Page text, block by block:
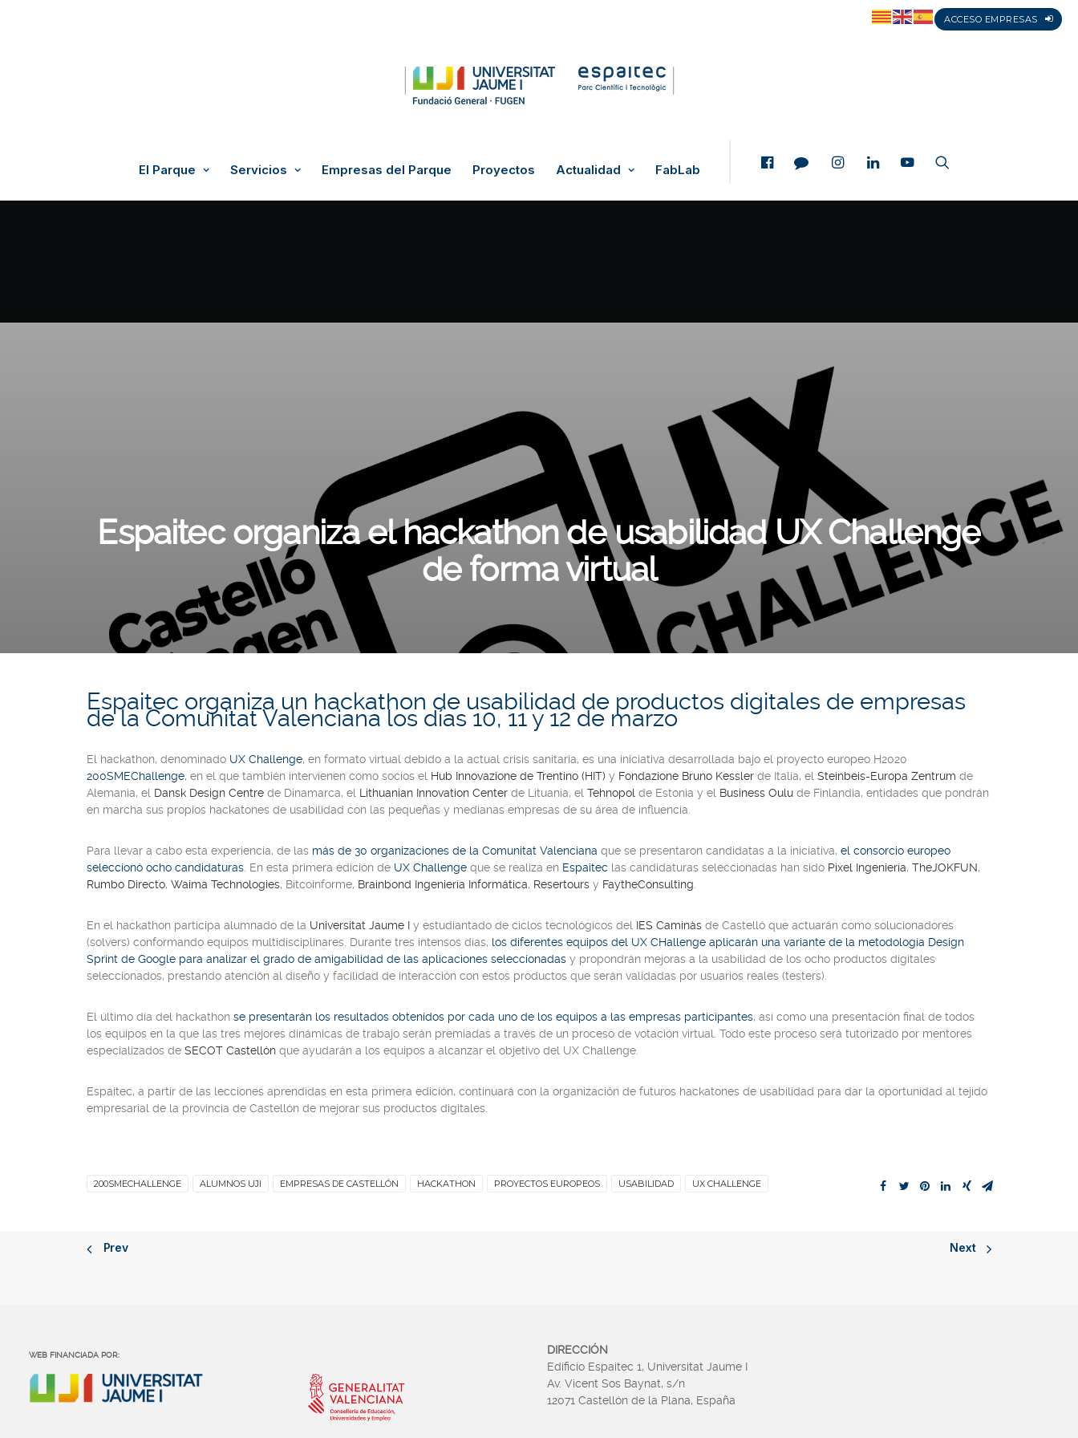
ACCESO EMPRESAS
El Parque Servicios Empresas del Parque Proyectos Actualidad FabLab
Espaitec organiza el hackathon de usabilidad UX Challenge
de forma virtual
Espaitec organiza un hackathon de usabilidad de productos digitales de empresas
de la Comunitat Valenciana los días 10, 11 y 12 de marzo
El hackathon, denominado UX Challenge, en formato virtual debido a la actual crisis sanitaria, es una iniciativa desarrollada bajo el proyecto europeo H2020
200SMEChallenge, en el que también intervienen como socios el Hub Innovazione de Trentino (HIT) y Fondazione Bruno Kessler de Italia, el Steinbeis-Europa Zentrum de
Alemania, el Dansk Design Centre de Dinamarca, el Lithuanian Innovation Center de Lituania, el Tehnopol de Estonia y el Business Oulu de Finlandia, entidades que pondrán
en marcha sus propios hackatones de usabilidad con las pequeñas y medianas empresas de su área de influencia.
Para llevar a cabo esta experiencia, de las más de 30 organizaciones de la Comunitat Valenciana que se presentaron candidatas a la iniciativa, el consorcio europeo
seleccionó ocho candidaturas . En esta primera edición de UX Challenge que se realiza en Espaitec las candidaturas seleccionadas han sido Pixel Ingeniería, TheJOKFUN,
Rumbo Directo, Waima Technologies, Bitcoinforme, Brainbond Ingeniería Informática, Resertours y FaytheConsulting
En el hackathon participa alumnado de la Universitat Jaume I y estudiantado de ciclos tecnológicos del IES Caminàs de Castelló que actuarán como solucionadores
(solvers) conformando equipos multidisciplinares. Durante tres intensos días, los diferentes equipos del UX CHallenge aplicarán una variante de la metodología Design
Sprint de Google para analizar el grado de amigabilidad de las aplicaciones seleccionadas y propondrán mejoras a la usabilidad de los ocho productos digitales
seleccionados, prestando atención al diseño y facilidad de interacción con estos productos que serán validadas por usuarios reales (testers).
El último día del hackathon se presentarán los resultados obtenidos por cada uno de los equipos a las empresas participantes, así como una presentación final de todos
los equipos en la que las tres mejores dinámicas de trabajo serán premiadas a través de un proceso de votación virtual. Todo este proceso será tutorizado por mentores
especializados de SECOT Castellón que ayudarán a los equipos a alcanzar el objetivo del UX Challenge.
Espaitec, a partir de las lecciones aprendidas en esta primera edición, continuará con la organización de futuros hackatones de usabilidad para dar la oportunidad al tejido
empresarial de la provincia de Castellón de mejorar sus productos digitales.
200SMECHALLENGE ALUMNOS UJI EMPRESAS DE CASTELLÓN HACKATHON PROYECTOS EUROPEOS USABILIDAD UX CHALLENGE
Prev Next
WEB FINANCIADA POR:
DIRECCIÓN
Edificio Espaitec 1, Universitat Jaume I
Av. Vicent Sos Baynat, s/n
12071 Castellón de la Plana, España